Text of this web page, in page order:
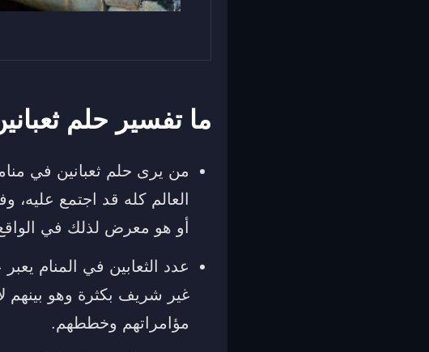
ما تفسير حلم
من يرى حلم ثعبانين في
العالم كله قد اجتمع
أو هو معرض لذلك في
عدد الثعابين في المنام
غير شريف بكثرة وهو بينهم
مؤامراتهم وخططهم.